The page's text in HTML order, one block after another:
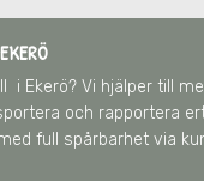
i Ekerö? Vi hjälper till
och rapportera
full spårbarhet via